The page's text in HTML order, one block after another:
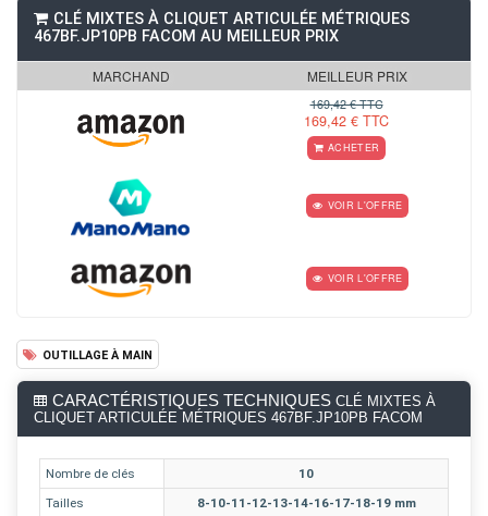
CLÉ MIXTES À CLIQUET ARTICULÉE MÉTRIQUES
467BF.JP10PB FACOM AU MEILLEUR PRIX
MARCHAND MEILLEUR PRIX
169,42 € TTC
169,42 € TTC
ACHETER
VOIR L'OFFRE
VOIR L'OFFRE
OUTILLAGE À MAIN
CARACTÉRISTIQUES TECHNIQUES CLÉ MIXTES À
CLIQUET ARTICULÉE MÉTRIQUES 467BF.JP10PB FACOM
Nombre de clés
10
Tailles
8-10-11-12-13-14-16-17-18-19 mm